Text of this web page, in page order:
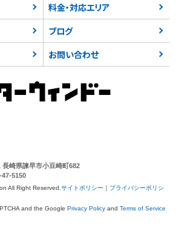
料金・対応エリア
ブログ
お問い合わせ
長崎県諫早市小豆崎町682
47-5150
All Right Reserved. サイトポリシー ｜ プライバシーポリシ
and the Google Privacy Policy and Terms of Service